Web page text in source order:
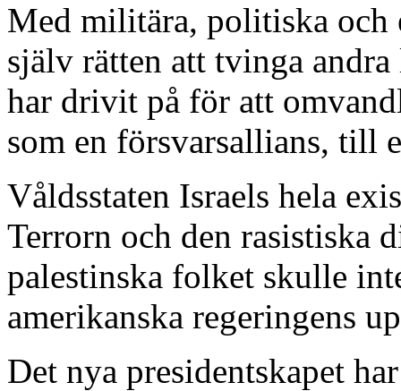
Med militära, politiska och
själv rätten att tvinga
har drivit på för att
som en försvarsallians, till
Våldsstaten Israels hela
Terrorn och den rasistiska
palestinska folket skulle
amerikanska regeringens
Det nya presidentskapet